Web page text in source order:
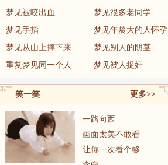
梦见被咬出血
梦见很多老同学
梦见手指
梦见年龄大的人怀孕
梦见从山上摔下来
梦见别人的阴茎
重复梦见同一个人
梦见被人捉奸
更多>>
笑一笑
一路向西
画面太美不敢看
让你一次看个够